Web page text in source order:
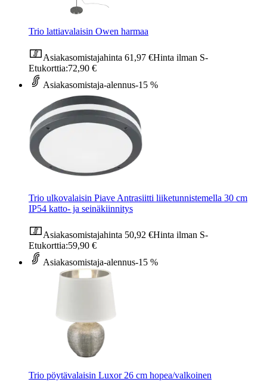
Trio lattiavalaisin Owen harmaa
Asiakasomistajahinta 61,97 €Hinta ilman S-
Etukorttia:72,90 €
Asiakasomistaja-alennus-15 %
Trio ulkovalaisin Piave Antrasiitti liiketunnistemella 30 cm
IP54 katto- ja seinäkiinnitys
Asiakasomistajahinta 50,92 €Hinta ilman S-
Etukorttia:59,90 €
Asiakasomistaja-alennus-15 %
Trio pöytävalaisin Luxor 26 cm hopea/valkoinen